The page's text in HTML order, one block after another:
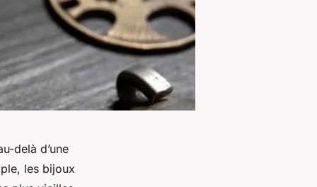
delà d’une
les bijoux